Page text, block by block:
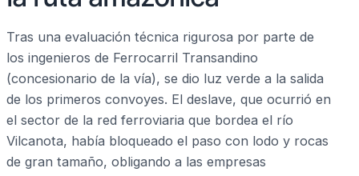
Tras una evaluación técnica rigurosa por parte de
los ingenieros de Ferrocarril Transandino
(concesionario de la vía), se dio luz verde a la salida
de los primeros convoyes. El deslave, que ocurrió en
el sector de la red ferroviaria que bordea el río
Vilcanota, había bloqueado el paso con lodo y rocas
de gran tamaño, obligando a las empresas